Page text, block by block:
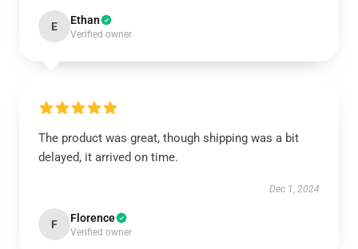
E Ethan
Verified owner
The product was great, though shipping was a bit
delayed, it arrived on time.
Dec 1, 2024
F Florence
Verified owner